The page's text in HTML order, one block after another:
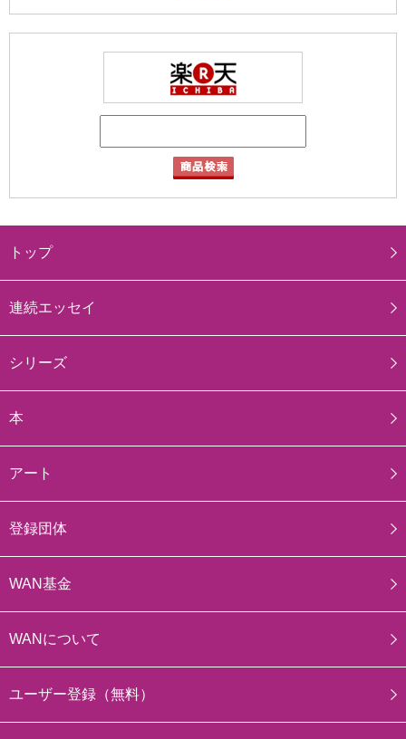
トップ
連続エッセイ
シリーズ
本
アート
登録団体
WAN基金
WANについて
ユーザー登録（無料）